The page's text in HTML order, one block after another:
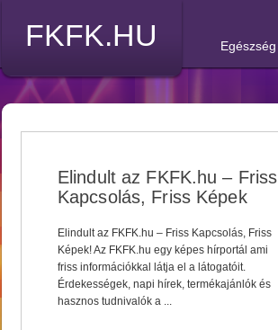
FKFK.HU Egészség
Elindult az FKFK.hu – Friss
Kapcsolás, Friss Képek
Elindult az FKFK.hu – Friss Kapcsolás, Friss
Képek! Az FKFK.hu egy képes hírportál ami
friss információkkal látja el a látogatóit.
Érdekességek, napi hírek, termékajánlók és
hasznos tudnivalók a ...